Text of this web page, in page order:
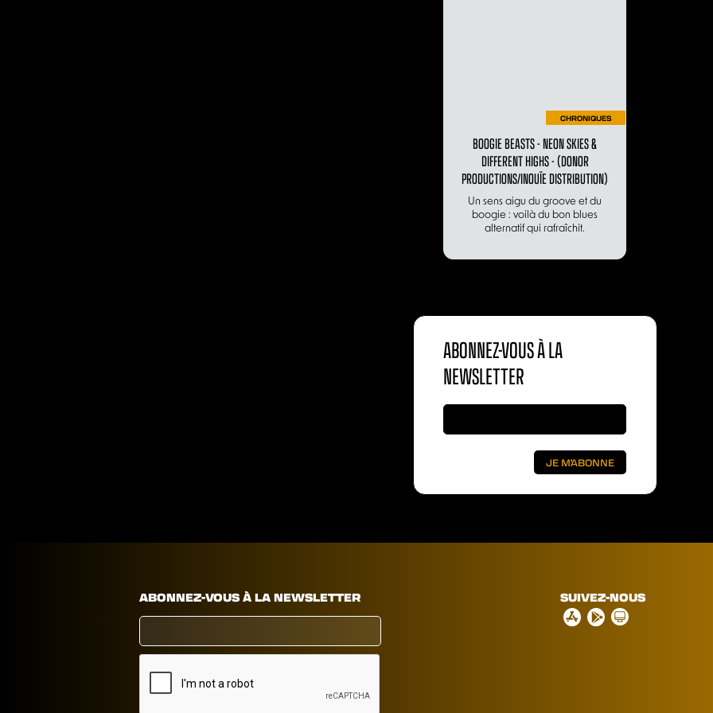
CHRONIQUES
BOOGIE BEASTS - NEON SKIES &
DIFFERENT HIGHS - (DONOR
PRODUCTIONS/INOUÏE DISTRIBUTION)
Un sens aigu du groove et du
boogie : voilà du bon blues
alternatif qui rafraîchit.
ABONNEZ-VOUS À LA
NEWSLETTER
ABONNEZ-VOUS À LA NEWSLETTER SUIVEZ-NOUS